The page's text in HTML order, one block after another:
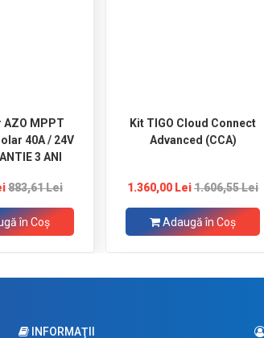
MPPT
40A / 24V
3 ANI
883,61 Lei
în Coş
Kit TIGO Cloud Connect
Advanced (CCA)
1.360,00 Lei1.606,55 Lei
Adaugă în Coş
INFORMAŢII